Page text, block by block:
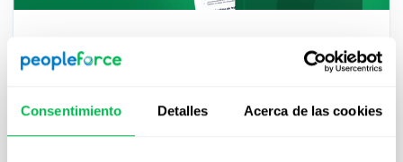
Consentimiento Detalles Acerca de las cookies
Modelos de Cuestionarios Norma
Oficial Mexicana-035
Cumplir con la NOM-035-STPS-2018 es clave para